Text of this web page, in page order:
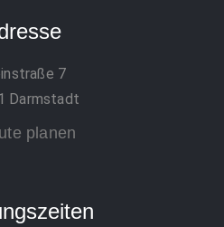
7
Darmstadt
planen